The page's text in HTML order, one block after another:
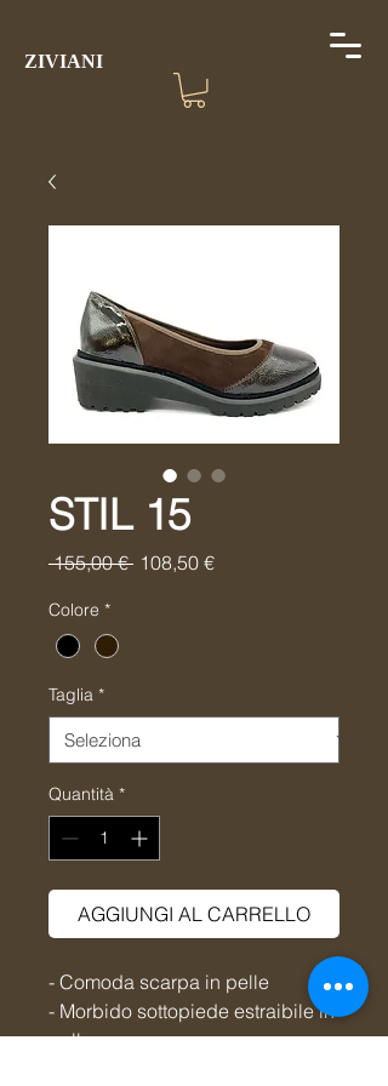
ZIVIANI
STIL 15
155,00 € Prezzo
108,50 €Prezzo
Colore *
Taglia *
Quantità *
AGGIUNGI AL CARRELLO
- Comoda scarpa in pelle
- Morbido sottopiede estraibile in
pelle